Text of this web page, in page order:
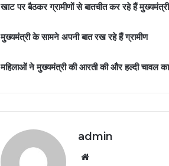
खाट पर बैठकर ग्रामीणों से बातचीत कर रहे हैं मुख्यमंत्री
मुख्यमंत्री के सामने अपनी बात रख रहे हैं ग्रामीण
महिलाओं ने मुख्यमंत्री की आरती की और हल्दी चावल
admin